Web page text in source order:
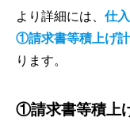
より詳細には、 仕
①請求書等積上げ
ります。
①請求書等積上